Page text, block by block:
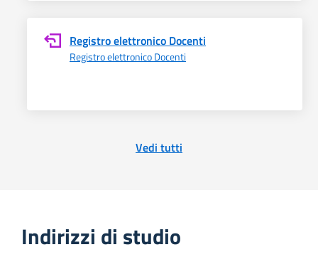
Registro elettronico Docenti
Registro elettronico Docenti
Vedi tutti
Indirizzi di studio